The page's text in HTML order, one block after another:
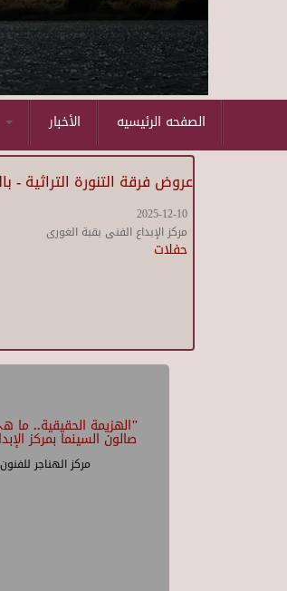
الأخبار الصفحه الرئيسيه
عروض فرقة التنورة التراثية -
2025-12-10
مركز الإبداع الفنى بقبة الغورى
حفلات
"الهزيمة الحقيقية..
صالون السينما بمركز
مركز الهناجر للفنون